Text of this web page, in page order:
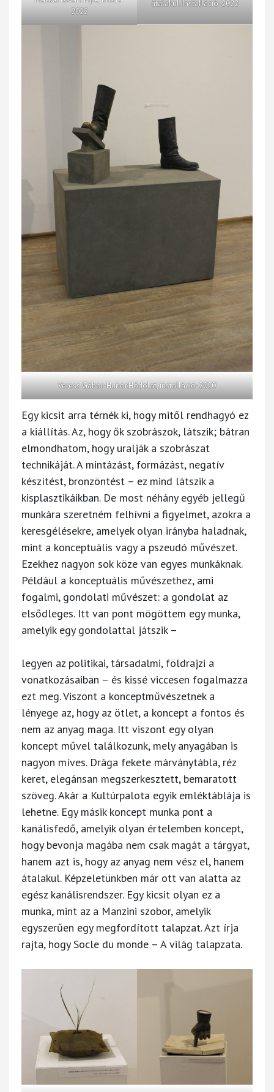
2022
átalakul. Installáció-2022
Veress Gábor-Hunor:Hódolat, installáció-2020
Egy kicsit arra térnék ki, hogy mitől rendhagyó ez
a kiállítás. Az, hogy ők szobrászok, látszik; bátran
elmondhatom, hogy uralják a szobrászat
technikáját. A mintázást, formázást, negatív
készítést, bronzöntést – ez mind látszik a
kisplasztikáikban. De most néhány egyéb jellegű
munkára szeretném felhívni a figyelmet, azokra a
keresgélésekre, amelyek olyan irányba haladnak,
mint a konceptuális vagy a pszeudó művészet.
Ezekhez nagyon sok köze van egyes munkáknak.
Például a konceptuális művészethez, ami
fogalmi, gondolati művészet: a gondolat az
elsődleges. Itt van pont mögöttem egy munka,
amelyik egy gondolattal játszik –
legyen az politikai, társadalmi, földrajzi a
vonatkozásaiban – és kissé viccesen fogalmazza
ezt meg. Viszont a konceptművészetnek a
lényege az, hogy az ötlet, a koncept a fontos és
nem az anyag maga. Itt viszont egy olyan
koncept művel találkozunk, mely anyagában is
nagyon míves. Drága fekete márványtábla, réz
keret, elegánsan megszerkesztett, bemaratott
szöveg. Akár a Kultúrpalota egyik emléktáblája is
lehetne. Egy másik koncept munka pont a
kanálisfedő, amelyik olyan értelemben koncept,
hogy bevonja magába nem csak magát a tárgyat,
hanem azt is, hogy az anyag nem vész el, hanem
átalakul. Képzeletünkben már ott van alatta az
egész kanálisrendszer. Egy kicsit olyan ez a
munka, mint az a Manzini szobor, amelyik
egyszerűen egy megfordított talapzat. Azt írja
rajta, hogy Socle du monde – A világ talapzata.